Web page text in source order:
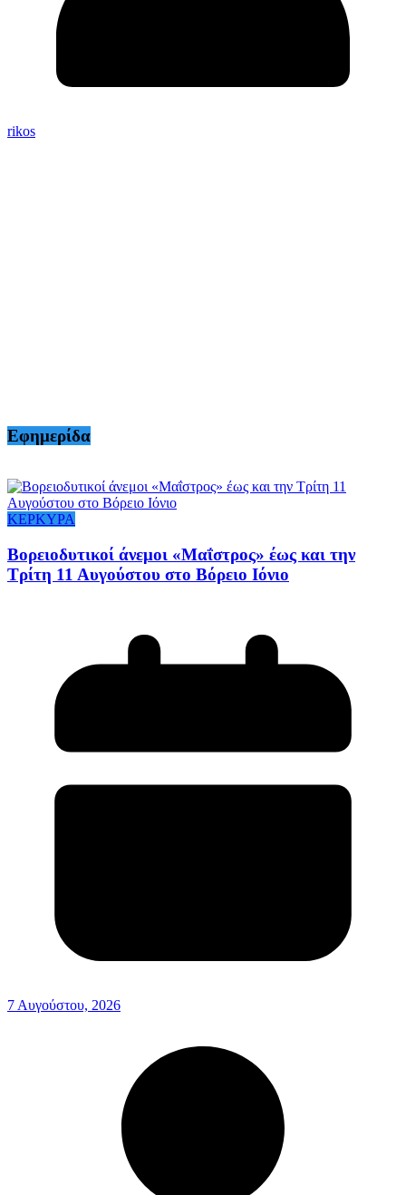
rikos
Εφημερίδα
ΚΕΡΚΥΡΑ
Βορειοδυτικοί άνεμοι «Μαΐστρος» έως και την
Τρίτη 11 Αυγούστου στο Βόρειο Ιόνιο
7 Αυγούστου, 2026